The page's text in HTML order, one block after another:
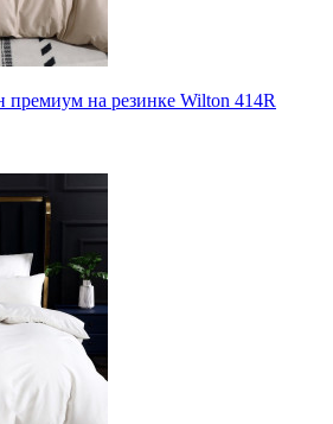
премиум на резинке Wilton 414R